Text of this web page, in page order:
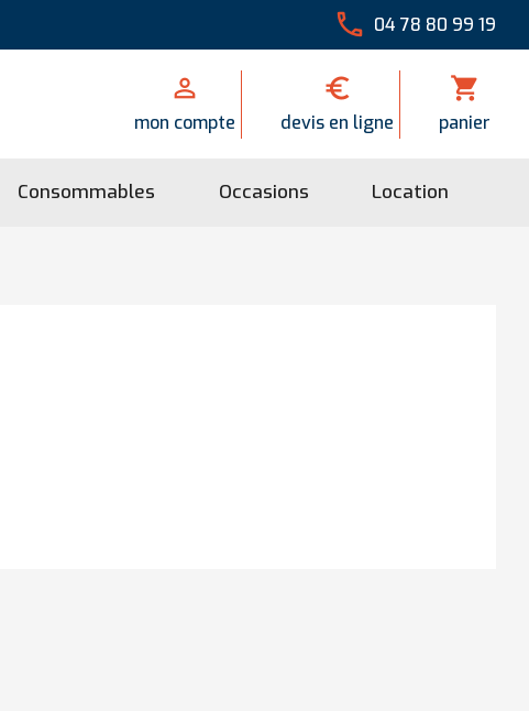
 04 78 80 99 19

mon compte

devis en ligne
shopping_cart
panier
Consommables Occasions Location